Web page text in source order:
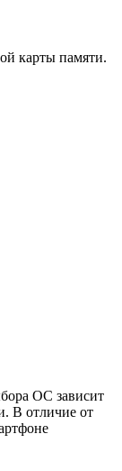
карты памяти.
ОС зависит
В отличие от